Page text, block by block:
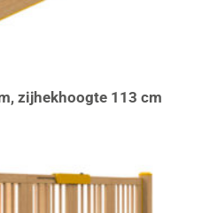
zijhekhoogte 113 cm